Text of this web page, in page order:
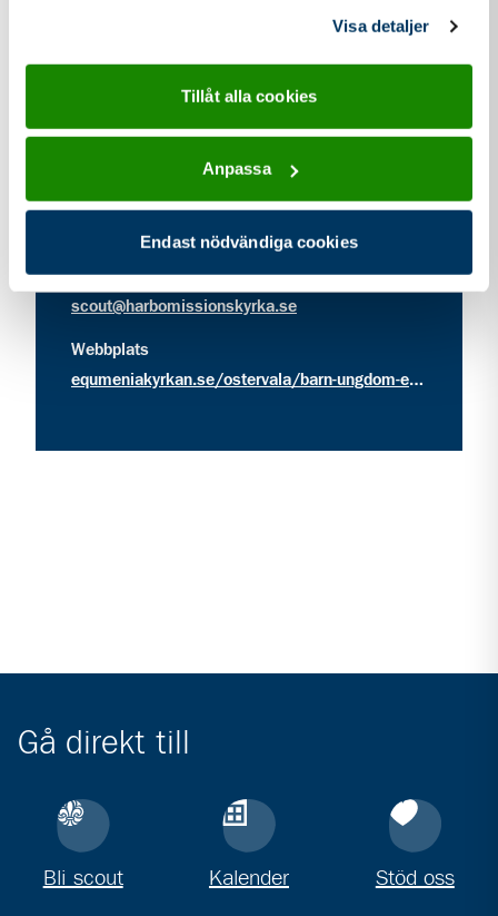
Visa detaljer
Tillåt alla cookies
Anpassa
Endast nödvändiga cookies
adress för Equmenia Östervåla
Åbyvägen 1
Östervåla
Kontaktkontakt information för Equmenia Östervåla
scout@harbomissionskyrka.se
Webbplats
equmeniakyrkan.se/ostervala/barn-ungdom-equmenia/scout/
Gå direkt till
Bli scout Kalender Stöd oss